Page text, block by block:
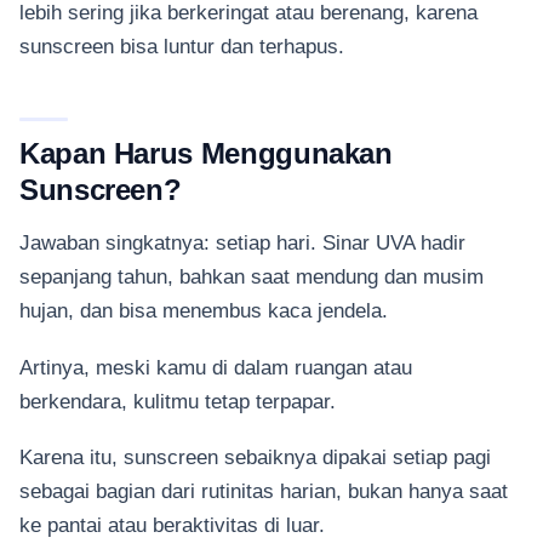
lebih sering jika berkeringat atau berenang, karena
sunscreen bisa luntur dan terhapus.
Kapan Harus Menggunakan
Sunscreen?
Jawaban singkatnya: setiap hari. Sinar UVA hadir
sepanjang tahun, bahkan saat mendung dan musim
hujan, dan bisa menembus kaca jendela.
Artinya, meski kamu di dalam ruangan atau
berkendara, kulitmu tetap terpapar.
Karena itu, sunscreen sebaiknya dipakai setiap pagi
sebagai bagian dari rutinitas harian, bukan hanya saat
ke pantai atau beraktivitas di luar.